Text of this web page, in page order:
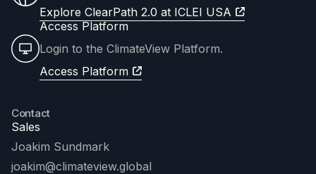
Explore ClearPath 2.0 at ICLEI USA
Access Platform
Login to the ClimateView Platform.
Access Platform
Contact
Sales
Joakim Sundmark
joakim@climateview.global